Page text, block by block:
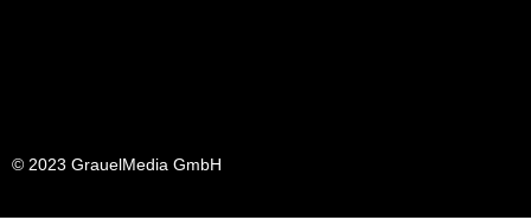
© 2023 GrauelMedia GmbH